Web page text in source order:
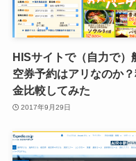
HISサイトで（自力で）
空券予約はアリなのか
金比較してみた
2017年9月29日